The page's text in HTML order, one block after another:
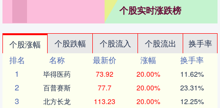
个股实时涨跌榜
个股涨幅 个股跌幅 个股流入 个股流出
换手率
排名
名称 最新价 涨幅
换手率
1
毕得医药 73.92 20.00% 11.62%
2 百普赛斯 77.7 20.00% 23.31%
3 北方长龙 113.23 20.00% 12.25%